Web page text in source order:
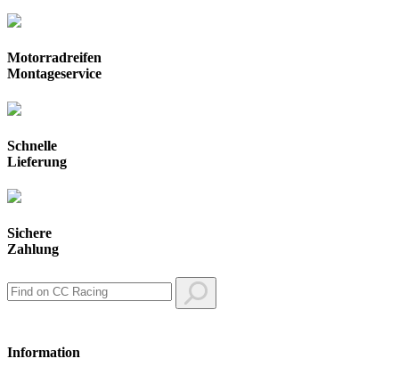
Motorradreifen
Montageservice
Schnelle
Lieferung
Sichere
Zahlung
Information